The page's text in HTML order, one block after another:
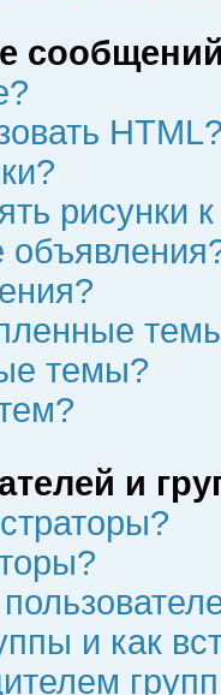
рисунки
темы?
и
и как